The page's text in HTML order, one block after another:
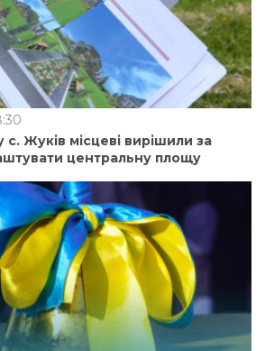
с. Жуків місцеві вирішили за
центральну площу